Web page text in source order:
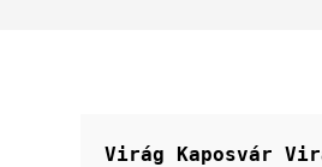
Virág Kaposvár